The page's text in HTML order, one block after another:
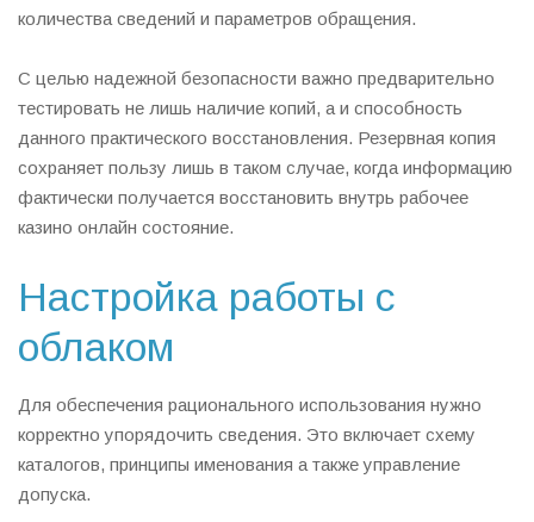
количества сведений и параметров обращения.
С целью надежной безопасности важно предварительно
тестировать не лишь наличие копий, а и способность
данного практического восстановления. Резервная копия
сохраняет пользу лишь в таком случае, когда информацию
фактически получается восстановить внутрь рабочее
казино онлайн состояние.
Настройка работы с
облаком
Для обеспечения рационального использования нужно
корректно упорядочить сведения. Это включает схему
каталогов, принципы именования а также управление
допуска.